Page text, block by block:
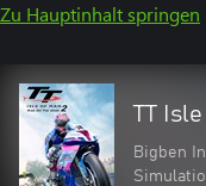
Zu Hauptinhalt springen
TT
Bigben